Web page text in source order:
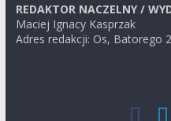
REDAKTOR NACZELNY /
Maciej Ignacy Kasprzak
Adres redakcji: Os, Batorego